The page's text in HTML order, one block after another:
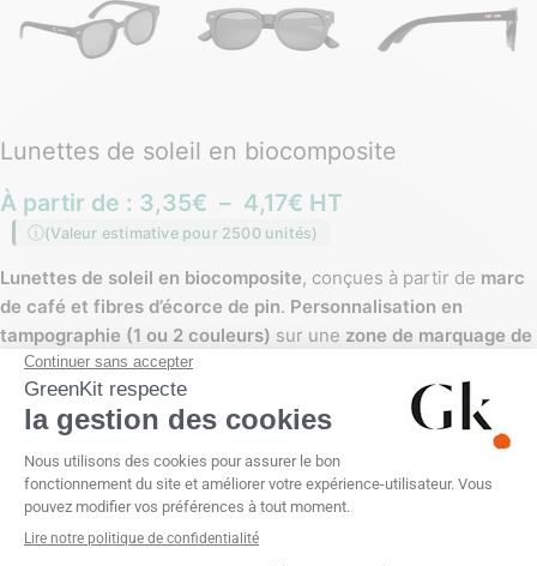
Lunettes de soleil en biocomposite
À partir de : 3,35€ – 4,17€ HT
(Valeur estimative pour 2500 unités)
Lunettes de soleil en biocomposite, conçues à partir de marc
de café et fibres d’écorce de pin. Personnalisation en
tampographie (1 ou 2 couleurs) sur une zone de marquage de
45 x 6 mm.Dimensions : 14 x 4.8 cm
noir.
Sans personnalisation Tampographie (1 couleur)
Tampographie (2 couleurs)